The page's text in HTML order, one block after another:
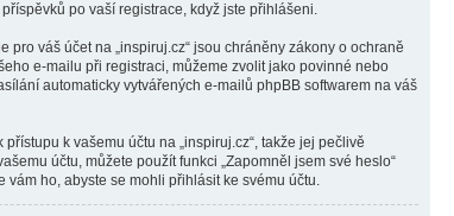
po vaší registrace, když jste přihlášeni.
váš účet na „inspiruj.cz“ jsou chráněny zákony o ochraně
e-mailu při registraci, můžeme zvolit jako povinné nebo
automaticky vytvářených e-mailů phpBB softwarem na váš
k vašemu účtu na „inspiruj.cz“, takže jej pečlivě
účtu, můžete použít funkci „Zapomněl jsem své heslo“
ho, abyste se mohli přihlásit ke svému účtu.